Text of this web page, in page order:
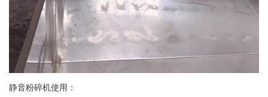
静音粉碎机使用：